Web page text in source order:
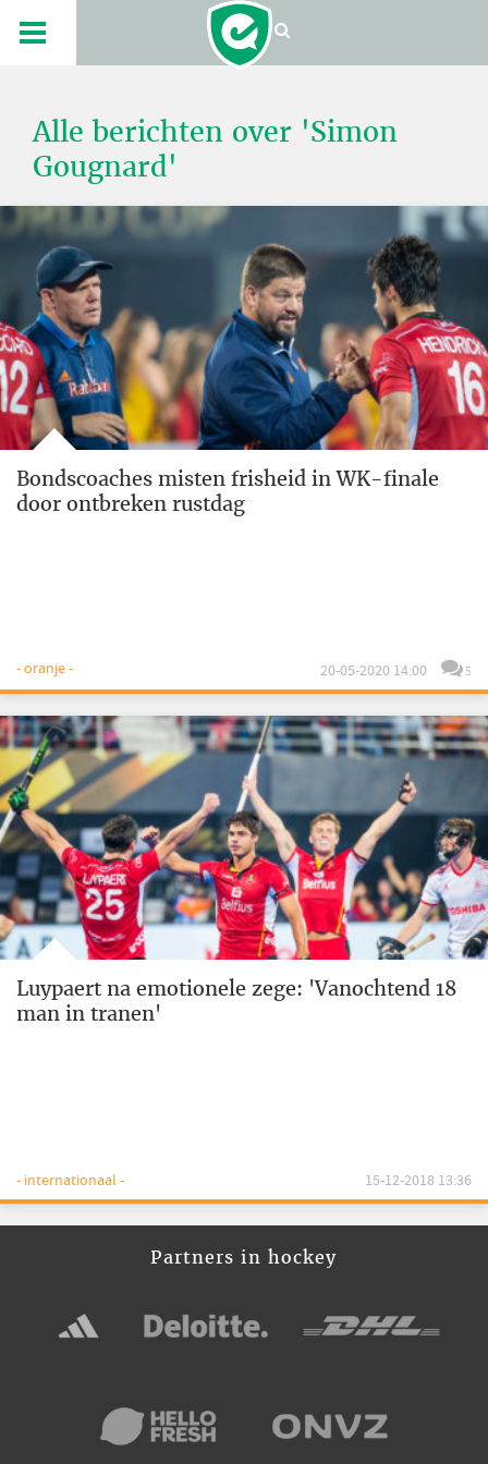
Alle berichten over 'Simon
Gougnard'
Bondscoaches misten frisheid in WK-finale
door ontbreken rustdag
- oranje - 20-05-2020 14:00 5
Luypaert na emotionele zege: 'Vanochtend 18
man in tranen'
- internationaal - 15-12-2018 13:36
Partners in hockey